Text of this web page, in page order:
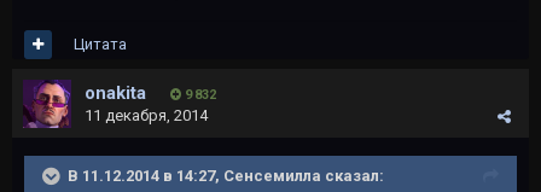
Цитата
onakita 9 832
11 декабря, 2014
В 11.12.2014 в 14:27, Сенсемилла сказал: